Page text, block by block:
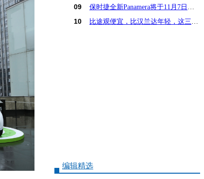
09 保时捷全新Panamera将于11月7日亚洲首发
10 比途观便宜，比汉兰达年轻，这三款15万SUV怎么选
编辑精选